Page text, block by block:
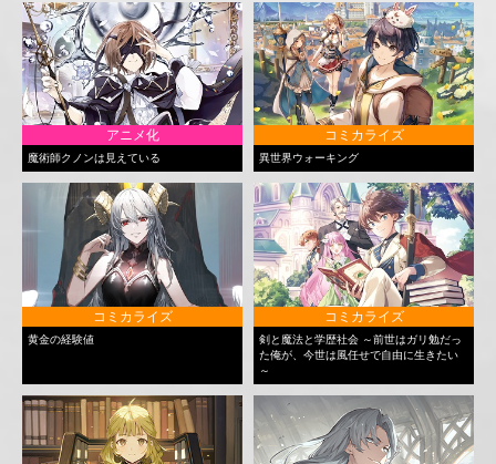
アニメ化
魔術師クノンは見えている
コミカライズ
異世界ウォーキング
コミカライズ
黄金の経験値
コミカライズ
剣と魔法と学歴社会 ～前世はガリ勉だっ
た俺が、今世は風任せで自由に生きたい
～